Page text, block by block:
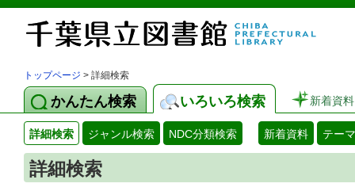
トップページ > 詳細検索
かんたん検索 いろいろ検索 新着資料
詳細検索 ジャンル検索 NDC分類検索 新着資料 テー
詳細検索